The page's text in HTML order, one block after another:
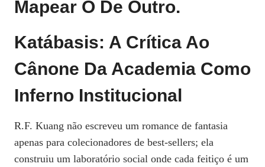
Mapear O De Outro.
Katábasis: A Crítica Ao
Cânone Da Academia Como
Inferno Institucional
R.F. Kuang não escreveu um romance de fantasia
apenas para colecionadores de best‑sellers; ela
construiu um laboratório social onde cada feitiço é um